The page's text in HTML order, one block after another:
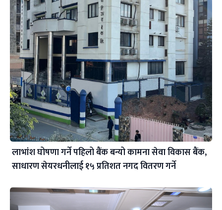
लाभांश घोषणा गर्ने पहिलो बैंक बन्यो कामना सेवा विकास बैंक,
साधारण सेयरधनीलाई १५ प्रतिशत नगद वितरण गर्ने